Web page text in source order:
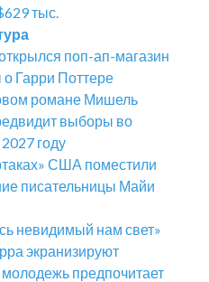
тыс.
поп-ап-магазин
Гарри Поттере
романе Мишель
выборы во
году
США поместили
писательницы Майи
невидимый нам свет»
экранизируют
предпочитает